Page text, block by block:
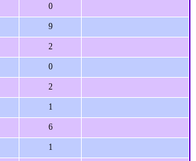
0
9
2
0
2
1
6
1